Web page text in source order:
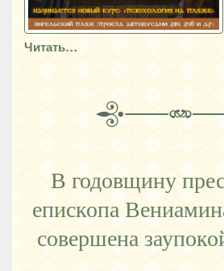
Читать…
В годовщину
епископа
совершена